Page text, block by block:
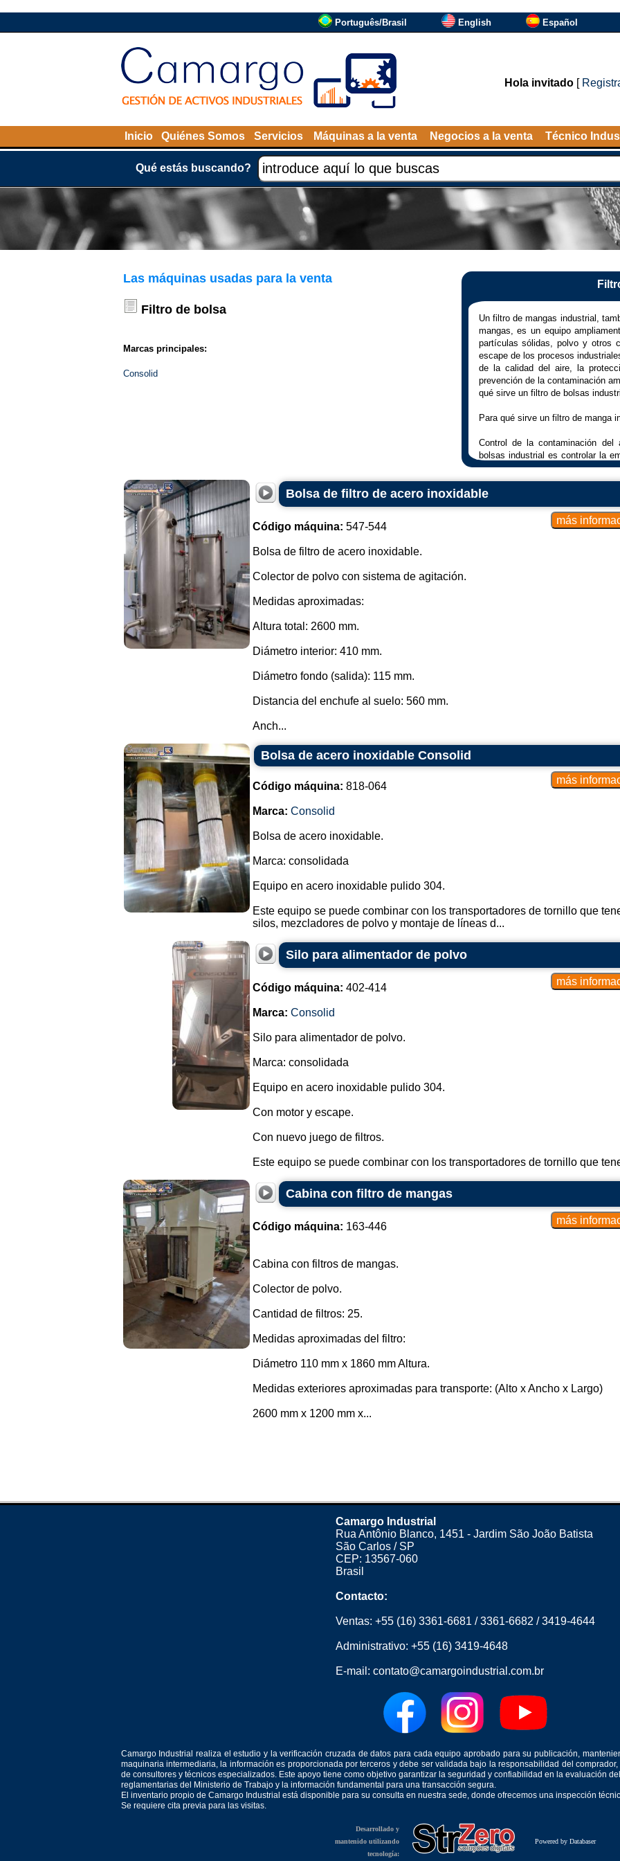
Português/Brasil English Español
Hola invitado[
Inicio Quiénes Somos Servicios Máquinas a la venta Negocios a la venta Técnico
Qué estás buscando?
Las máquinas usadas para la venta
Filtro de bolsa
Marcas principales:
Consolid
Un filtro de mangas industrial,
mangas, es un equipo
partículas sólidas, polvo y otros
escape de los procesos
de la calidad del aire, la
prevención de la contaminación
qué sirve un filtro de bolsas
Para qué sirve un filtro de manga
Control de la contaminación
bolsas industrial es controlar la
provenientes de procesos
regulaciones ambientales y
Protección de la salud de los
lugares de trabajo ayuda a
estén expuestos a partículas
las bolsas filtrantes debido a su
Colección de partículas: a
bolsas de filtro, forman una capa
Recolección de partículas: las
filtración pueden desecharse
de recuperación si contienen
escape se liberan al medio
de partículas sólidas, cumpliendo
Bolsa de filtro de acero inoxidable
Código máquina: 547-544
Bolsa de filtro de acero inoxidable.
Colector de polvo con sistema de agitación.
Medidas aproximadas:
Altura total: 2600 mm.
Diámetro interior: 410 mm.
Diámetro fondo (salida): 115 mm.
Distancia del enchufe al suelo: 560 mm.
Anch...
Bolsa de acero inoxidable Consolid
Código máquina: 818-064
Marca: Consolid
Bolsa de acero inoxidable.
Marca: consolidada
Equipo en acero inoxidable pulido 304.
Este equipo se puede combinar con los transportadores de tornillo que
silos, mezcladores de polvo y montaje de líneas d...
Silo para alimentador de polvo
Código máquina: 402-414
Marca: Consolid
Silo para alimentador de polvo.
Marca: consolidada
Equipo en acero inoxidable pulido 304.
Con motor y escape.
Con nuevo juego de filtros.
Este equipo se puede combinar con los transportadores de tornillo que
Cabina con filtro de mangas
Código máquina: 163-446
Cabina con filtros de mangas.
Colector de polvo.
Cantidad de filtros: 25.
Medidas aproximadas del filtro:
Diámetro 110 mm x 1860 mm Altura.
Medidas exteriores aproximadas para transporte: (Alto x Ancho x Largo)
2600 mm x 1200 mm x...
Camargo Industrial
Rua Antônio Blanco, 1451 - Jardim São João Batista
São Carlos / SP
CEP: 13567-060
Brasil
Contacto:
Ventas: +55 (16) 3361-6681 /3361-6682 /3419-4644
Administrativo: +55 (16) 3419-4648
E-mail: contato@camargoindustrial.com.br
Camargo Industrial realiza el estudio y la verificación cruzada de datos para cada equipo aprobado para su publicación,
maquinaria intermediaria, la información es proporcionada por terceros y debe ser validada bajo la responsabilidad del
de consultores y técnicos especializados. Este apoyo tiene como objetivo garantizar la seguridad y confiabilidad en la evaluación
reglamentarias del Ministerio de Trabajo y la información fundamental para una transacción segura.
El inventario propio de Camargo Industrial está disponible para su consulta en nuestra sede, donde ofrecemos una inspección
Se requiere cita previa para las visitas.
Desarrollado y
mantenido utilizando
tecnología:
Powered by Databaser